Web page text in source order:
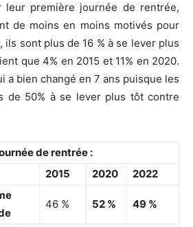
leur première journée de rentrée,
de moins en moins motivés pour
sont plus de 16 % à se lever plus
que 4% en 2015 et 11% en 2020.
a bien changé en 7 ans puisque les
de 50% à se lever plus tôt contre
de rentrée :
2015 2020
2022
46 % 52 % 49 %